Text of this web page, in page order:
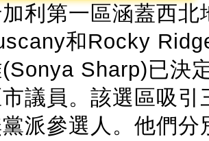
利第一區涵蓋西
和Rocky
Sharp)已決
市議員。該選區吸
派參選人。他們